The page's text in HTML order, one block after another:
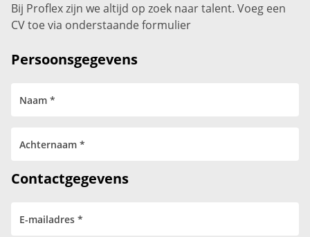
Bij Proflex zijn we altijd op zoek naar talent. Voeg een
CV toe via onderstaande formulier
Persoonsgegevens
Contactgegevens